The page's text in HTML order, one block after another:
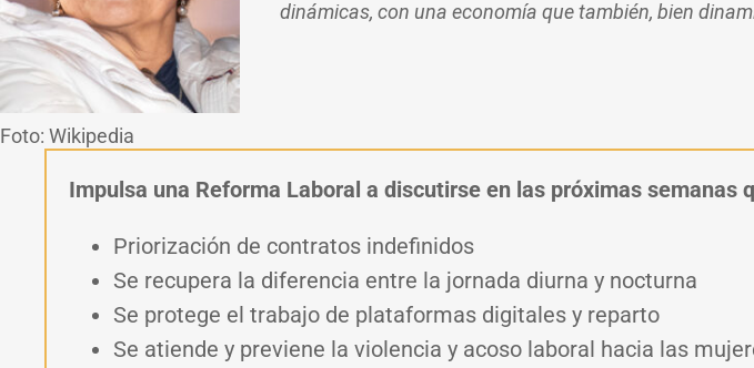
Foto: Wikipedia
dinámicas, con una economía que también, bien
Impulsa una Reforma Laboral a discutirse en las próximas semanas
Priorización de contratos indefinidos
Se recupera la diferencia entre la jornada diurna y nocturna
Se protege el trabajo de plataformas digitales y reparto
Se atiende y previene la violencia y acoso laboral hacia las